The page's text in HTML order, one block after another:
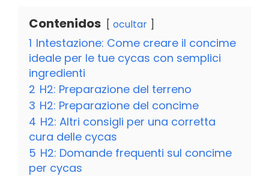
Contenidos ocultar
1 Intestazione: Come creare il concime
ideale per le tue cycas con semplici
ingredienti
2 H2: Preparazione del terreno
3 H2: Preparazione del concime
4 H2: Altri consigli per una corretta
cura delle cycas
5 H2: Domande frequenti sul concime
per cycas